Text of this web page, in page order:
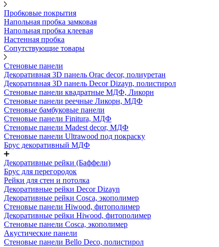
Пробковые покрытия
Напольная пробка замковая
Напольная пробка клеевая
Настенная пробка
Сопутствующие товары
Стеновые панели
Декоративная 3D панель Orac decor, полиуретан
Декоративная 3D панель Decor Dizayn, полистирол
Стеновые панели квадратные МДФ, Ликорн
Стеновые панели реечные Ликорн, МДФ
Стеновые бамбуковые панели
Стеновые панели Finitura, МДФ
Стеновые панели Madest decor, МДФ
Стеновые панели Ultrawood под покраску
Брус декоративный МДФ
Декоративные рейки (Баффели)
Брус для перегородок
Рейки для стен и потолка
Декоративные рейки Decor Dizayn
Декоративные рейки Cosca, экополимер
Стеновые панели Hiwood, фитополимер
Декоративные рейки Hiwood, фитополимер
Стеновые панели Cosca, экополимер
Акустические панели
Стеновые панели Bello Deco, полистирол